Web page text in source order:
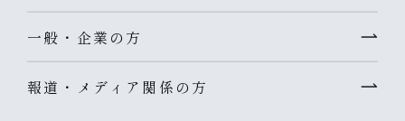
一般・企業の方
報道・メディア関係の方